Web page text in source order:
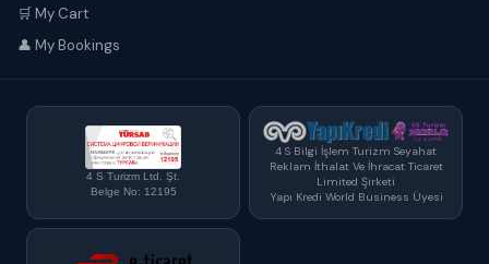
🛒 My Cart
👤 My Bookings
4 S Turizm Ltd. Şt.
Belge No: 12195
4 S Bilgi İşlem Turizm Seyahat
Reklam İthalat Ve İhracat Ticaret
Limited Şirketi
Yapı Kredi World Business Üyesi